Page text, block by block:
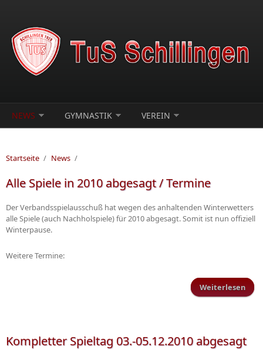
NEWS GYMNASTIK VEREIN
Startseite / News /
Alle Spiele in 2010 abgesagt / Termine
Der Verbandsspielausschuß hat wegen des anhaltenden Winterwetters
alle Spiele (auch Nachholspiele) für 2010 abgesagt. Somit ist nun offiziell
Winterpause.
Weitere Termine:
Weiterlesen
Kompletter Spieltag 03.-05.12.2010 abgesagt